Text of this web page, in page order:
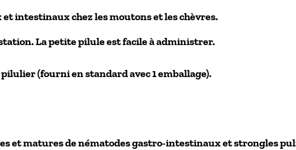
intestinaux chez les moutons et les chèvres.
La petite pilule est facile à administrer.
(fourni en standard avec 1 emballage).
et matures de nématodes gastro-intestinaux et strongles